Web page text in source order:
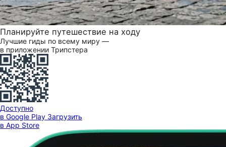
Планируйте путешествие на ходу
Лучшие гиды по всему миру —
в приложении Трипстера
Доступно
в Google Play Загрузить
в App Store